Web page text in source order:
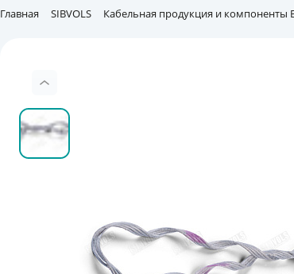
Главная SIBVOLS Кабельная продукция и компоненты